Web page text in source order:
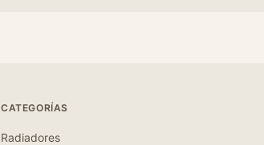
CATEGORÍAS
Radiadores